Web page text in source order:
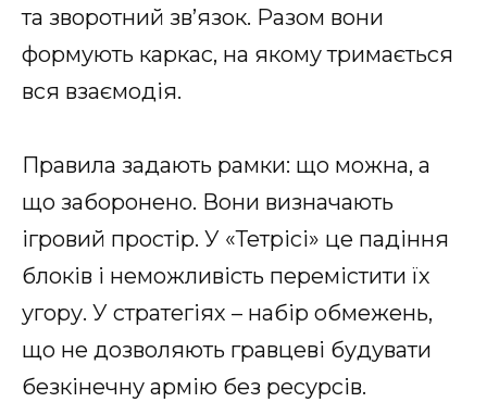
та зворотний зв’язок. Разом вони
формують каркас, на якому тримається
вся взаємодія.
Правила задають рамки: що можна, а
що заборонено. Вони визначають
ігровий простір. У «Тетрісі» це падіння
блоків і неможливість перемістити їх
угору. У стратегіях – набір обмежень,
що не дозволяють гравцеві будувати
безкінечну армію без ресурсів.